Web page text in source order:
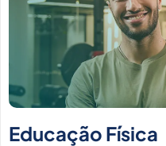
Educação Física